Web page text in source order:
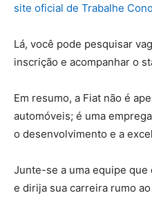
site oficial de Trabalhe
Lá, você pode pesquisar
inscrição e acompanhar o
Em resumo, a Fiat não é
automóveis; é uma
o desenvolvimento e a
Junte-se a uma equipe
e dirija sua carreira rumo